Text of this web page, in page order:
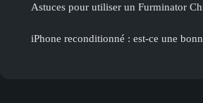
Astuces pour utiliser un Furminator
iPhone reconditionné : est-ce une